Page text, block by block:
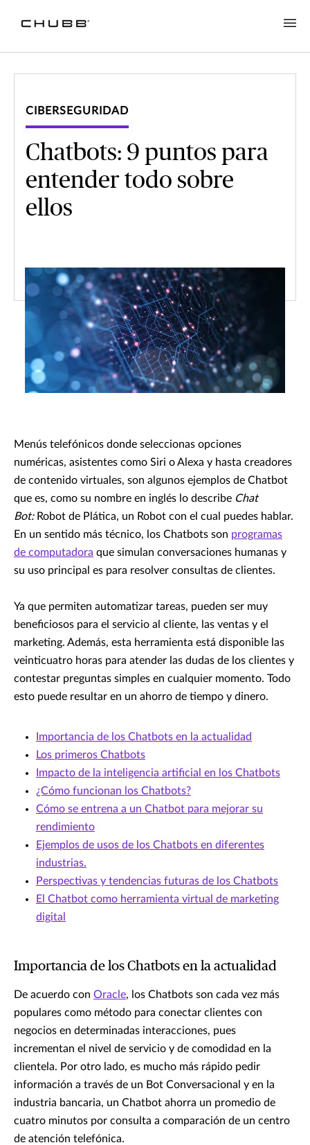
CIBERSEGURIDAD
Chatbots: 9 puntos para
entender todo sobre
ellos
Menús telefónicos donde seleccionas opciones
numéricas, asistentes como Siri o Alexa y hasta creadores
de contenido virtuales, son algunos ejemplos de Chatbot
que es, como su nombre en inglés lo describe Chat
Bot: Robot de Plática, un Robot con el cual puedes hablar.
En un sentido más técnico, los Chatbots son programas
de computadora que simulan conversaciones humanas y
su uso principal es para resolver consultas de clientes.
Ya que permiten automatizar tareas, pueden ser muy
beneficiosos para el servicio al cliente, las ventas y el
marketing. Además, esta herramienta está disponible las
veinticuatro horas para atender las dudas de los clientes y
contestar preguntas simples en cualquier momento. Todo
esto puede resultar en un ahorro de tiempo y dinero.
Importancia de los Chatbots en la actualidad
Los primeros Chatbots
Impacto de la inteligencia artificial en los Chatbots
¿Cómo funcionan los Chatbots?
Cómo se entrena a un Chatbot para mejorar su
rendimiento
Ejemplos de usos de los Chatbots en diferentes
industrias.
Perspectivas y tendencias futuras de los Chatbots
El Chatbot como herramienta virtual de marketing
digital
Importancia de los Chatbots en la actualidad
De acuerdo con Oracle, los Chatbots son cada vez más
populares como método para conectar clientes con
negocios en determinadas interacciones, pues
incrementan el nivel de servicio y de comodidad en la
clientela. Por otro lado, es mucho más rápido pedir
información a través de un Bot Conversacional y en la
industria bancaria, un Chatbot ahorra un promedio de
cuatro minutos por consulta a comparación de un centro
de atención telefónica.